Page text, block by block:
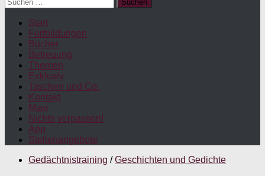
nach:
Start
Fortbildungen
Bücher
Betreuung
Themen
Exklusiv
Taschen und Co.
Kontakt
Maw
Nichts verpassen!
App
Stellenangebote
Gedächtnistraining / Geschichten und Gedichte